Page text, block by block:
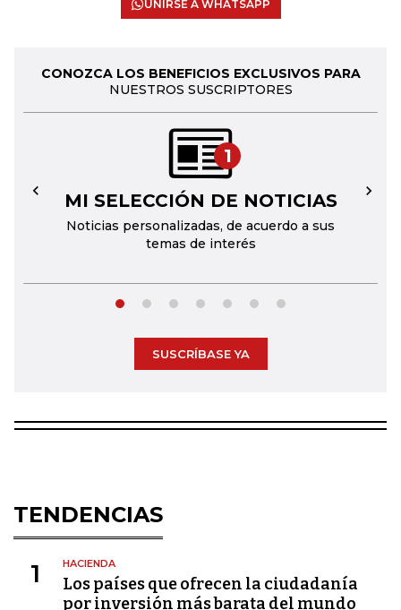
UNIRSE A WHATSAPP
CONOZCA LOS BENEFICIOS EXCLUSIVOS PARA
NUESTROS SUSCRIPTORES
1
MI SELECCIÓN DE NOTICIAS
Noticias personalizadas, de acuerdo a sus
temas de interés
← →
SUSCRÍBASE YA
TENDENCIAS
1 HACIENDA
Los países que ofrecen la ciudadanía
por inversión más barata del mundo